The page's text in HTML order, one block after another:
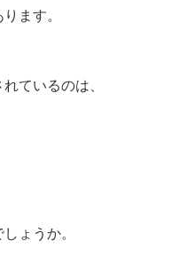
ます。
ているのは、
ょうか。